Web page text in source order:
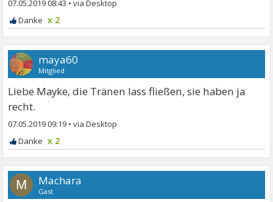
07.05.2019 08:43 •
x 2
maya60
Mitglied
Liebe Mayke, die Tränen lass fließen, sie haben ja
recht.
07.05.2019 09:19 •
x 2
M Machara
Gast